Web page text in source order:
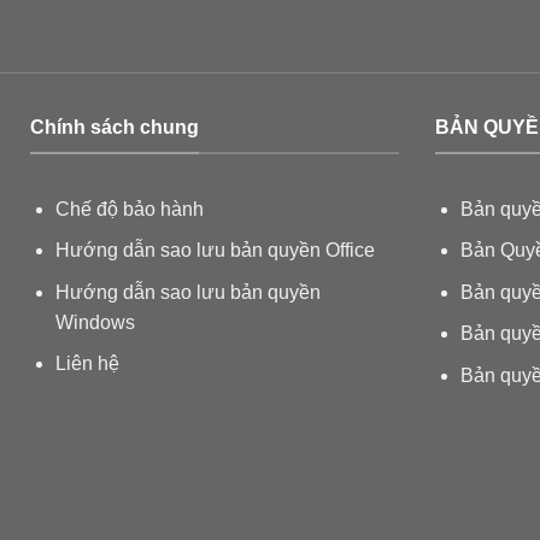
Chính sách chung
Chế độ bảo hành
Hướng dẫn sao lưu bản quyền Office
Hướng dẫn sao lưu bản quyền
Windows
Liên hệ
BẢN
Bản
Bản
Bản
Bản
Bản